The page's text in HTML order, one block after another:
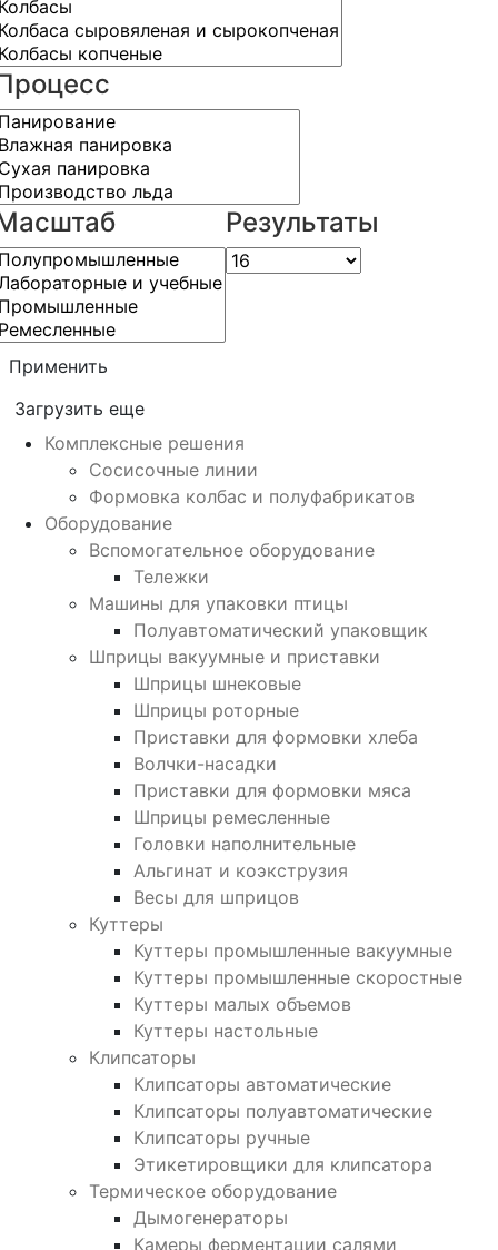
Результаты
Применить
Загрузить еще
Комплексные решения
Сосисочные линии
Формовка колбас и полуфабрикатов
Оборудование
Вспомогательное оборудование
Тележки
Машины для упаковки птицы
Полуавтоматический упаковщик
Шприцы вакуумные и приставки
Шприцы шнековые
Шприцы роторные
Приставки для формовки хлеба
Волчки-насадки
Приставки для формовки мяса
Шприцы ремесленные
Головки наполнительные
Альгинат и коэкструзия
Весы для шприцов
Куттеры
Куттеры промышленные вакуумные
Куттеры промышленные скоростные
Куттеры малых объемов
Куттеры настольные
Клипсаторы
Клипсаторы автоматические
Клипсаторы полуавтоматические
Клипсаторы ручные
Этикетировщики для клипсатора
Термическое оборудование
Дымогенераторы
Камеры ферментации салями